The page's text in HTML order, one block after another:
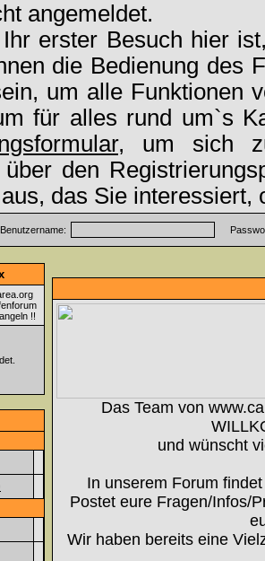
angemeldet.
erster Besuch hier
die Bedienung des
um alle Funktionen
für alles rund um`s
, um sich
über den
das Sie
Benutzername:
!!
Das Team von
und wünscht
In unserem Forum
Postet eure Fragen/Infos/
Wir haben bereits eine